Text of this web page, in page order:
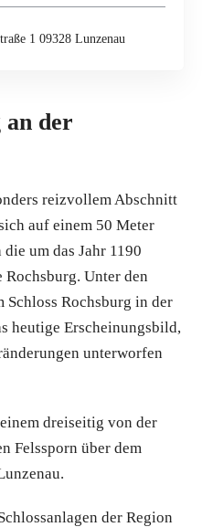
1 09328 Lunzenau
an der
reizvollem Abschnitt
auf einem 50 Meter
um das Jahr 1190
Unter den
Schloss Rochsburg in der
heutige Erscheinungsbild,
unterworfen
dreiseitig von der
Felssporn über dem
der Region